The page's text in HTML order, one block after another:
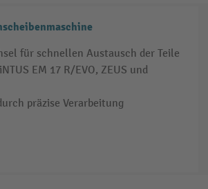
für schnellen Austausch der Teile
EM 17 R/EVO, ZEUS und
präzise Verarbeitung